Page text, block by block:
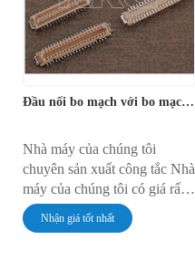
Đầu nối bo mạch với bo mạch 1.00mmBTB
Nhà máy của chúng tôi
chuyên sản xuất công tắc Nhà
máy của chúng tôi có giá rất
rẻ Nhà máy của chúng tôi có
chất lượng rất đáng tin cậy
Nhận giá tốt nhất